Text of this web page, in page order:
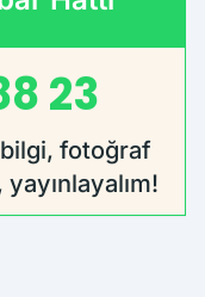
23
fotoğraf